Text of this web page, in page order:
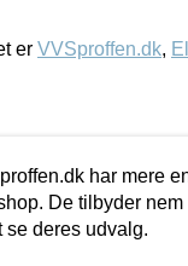
er VVSproffen.dk,
har mere
De tilbyder
se deres udvalg.